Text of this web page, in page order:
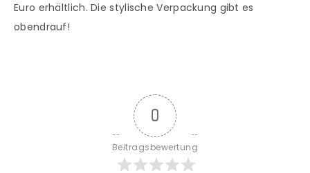
Euro erhältlich. Die stylische Verpackung gibt es
obendrauf!
0
Beitragsbewertung